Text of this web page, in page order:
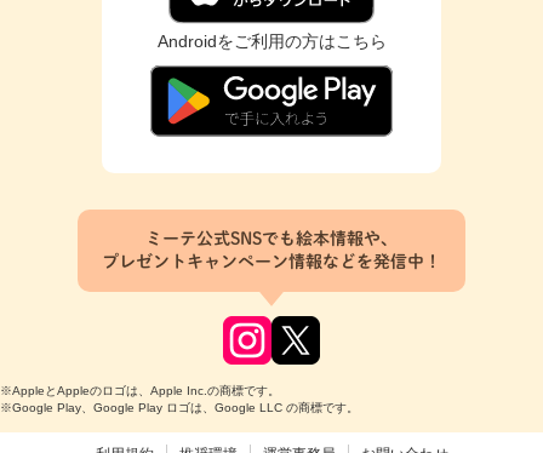
Androidをご利用の方はこちら
ミーテ公式SNSでも絵本情報や、
プレゼントキャンペーン情報などを発信中！
※AppleとAppleのロゴは、Apple Inc.の商標です。
※Google Play、Google Play ロゴは、Google LLC の商標です。